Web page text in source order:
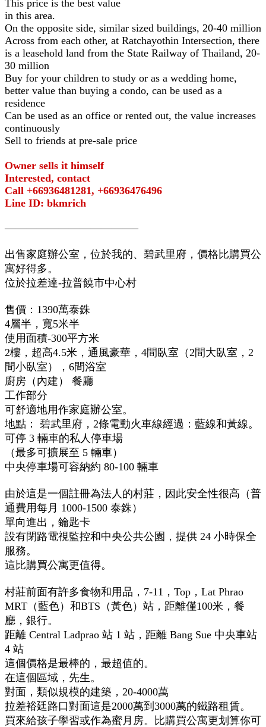
This price is the best value
in this area.
On the opposite side, similar sized buildings, 20-40 million
Across from each other, at Ratchayothin Intersection, there
is a leasehold land from the State Railway of Thailand, 20-
30 million
Buy for your children to study or as a wedding home,
better value than buying a condo, can be used as a
residence
Can be used as an office or rented out, the value increases
continuously
Sell to friends at pre-sale price
Owner sells it himself
Interested, contact
Call +66936481281, +66936476496
Line ID: bkmrich
————————————–
出售家庭辦公室，位於我的、碧武里府，價格比購買公
寓好得多。
位於拉差達-拉普饒市中心村
售價：1390萬泰銖
4層半，寬5米半
使用面積-300平方米
2樓，超高4.5米，通風豪華，4間臥室（2間大臥室，2
間小臥室），6間浴室
廚房（內建） 餐廳
工作部分
可舒適地用作家庭辦公室。
地點： 碧武里府，2條電動火車線經過：藍線和黃線。
可停 3 輛車的私人停車場
（最多可擴展至 5 輛車）
中央停車場可容納約 80-100 輛車
由於這是一個註冊為法人的村莊，因此安全性很高（普
通費用每月 1000-1500 泰銖）
單向進出，鑰匙卡
設有閉路電視監控和中央公共公園，提供 24 小時保全
服務。
這比購買公寓更值得。
村莊前面有許多食物和用品，7-11，Top，Lat Phrao
MRT（藍色）和BTS（黃色）站，距離僅100米，餐
廳，銀行。
距離 Central Ladprao 站 1 站，距離 Bang Sue 中央車站
4 站
這個價格是最棒的，最超值的。
在這個區域，先生。
對面，類似規模的建築，20-4000萬
拉差裕廷路口對面這是2000萬到3000萬的鐵路租賃。
買來給孩子學習或作為蜜月房。比購買公寓更划算你可